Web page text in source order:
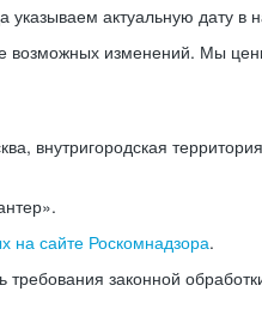
актуальную дату в
возможных изменений. Мы
на сайте Роскомнадзора.
законной